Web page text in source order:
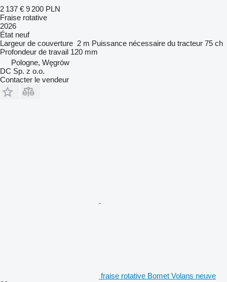
2 137 € 9 200 PLN
Fraise rotative
2026
État neuf
Largeur de couverture 2 m Puissance nécessaire du tracteur 75 ch
Profondeur de travail 120 mm
Pologne, Węgrów
DC Sp. z o.o.
Contacter le vendeur
fraise rotative Bomet Volans neuve